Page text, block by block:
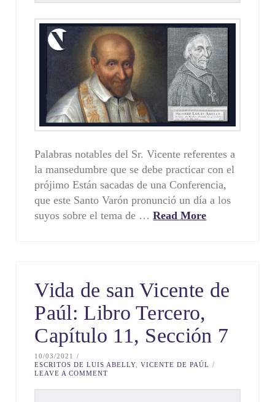
Palabras notables del Sr. Vicente referentes a
la mansedumbre que se debe practicar con el
prójimo Están sacadas de una Conferencia,
que este Santo Varón pronunció un día a los
suyos sobre el tema de …Read More
Vida de san Vicente de
Paúl: Libro Tercero,
Capítulo 11, Sección 7
10/03/2021
ESCRITOS DE LUIS ABELLY ,VICENTE DE PAÚL
LEAVE A COMMENT